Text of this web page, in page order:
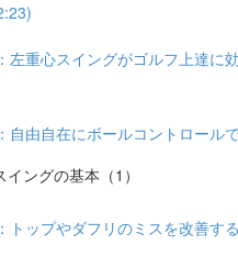
左重心スイングがゴルフ上達に
自由自在にボールコントロール
イングの基本（1）
トップやダフリのミスを改善す